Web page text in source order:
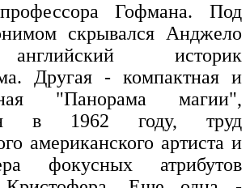
Гофмана. Под
скрывался Анджело
историк
Другая - компактная и
"Панорама магии",
в 1962 году, труд
американского артиста и
фокусных атрибутов